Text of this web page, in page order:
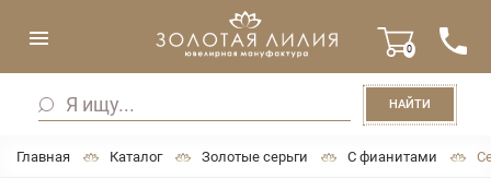
0
НАЙТИ
Главная Каталог Золотые серьги С фианитами